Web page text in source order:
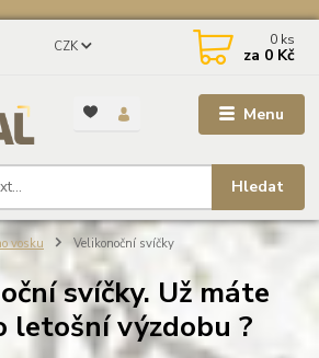
Menu
CZK
Hledat
0 ks
za 0 Kč
vosku Velikonoční svíčky
svíčky. Už máte
letošní výzdobu ?